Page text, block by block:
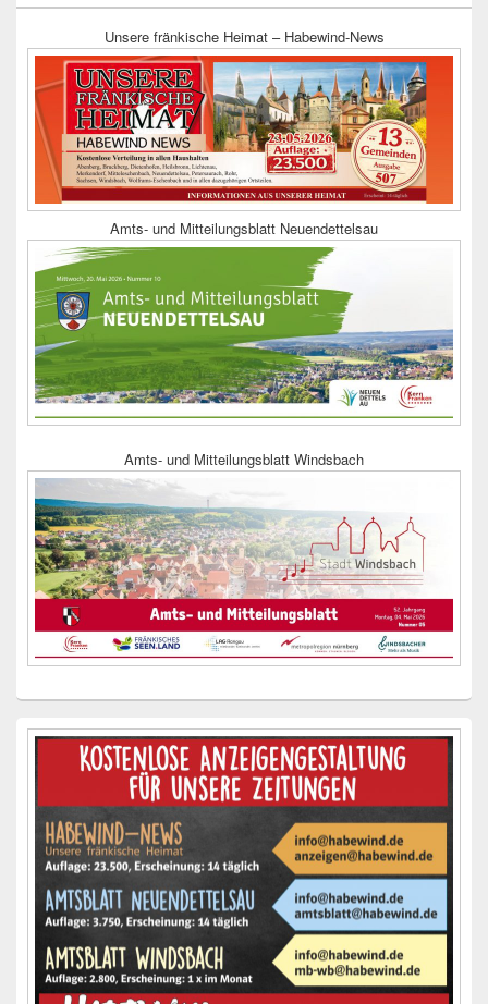
Unsere fränkische Heimat – Habewind-News
Amts- und Mitteilungsblatt Neuendettelsau
Amts- und Mitteilungsblatt Windsbach